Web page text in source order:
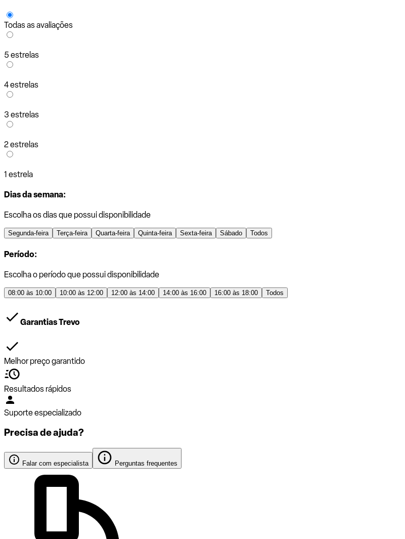
Todas as avaliações
5 estrelas
4 estrelas
3 estrelas
2 estrelas
1 estrela
Dias da semana:
Escolha os dias que possui disponibilidade
Segunda-feira Terça-feira Quarta-feira Quinta-feira Sexta-feira Sábado Todos
Período:
Escolha o período que possui disponibilidade
08:00 às 10:00 10:00 às 12:00 12:00 às 14:00 14:00 às 16:00 16:00 às 18:00 Todos
Garantias Trevo
Melhor preço garantido
Resultados rápidos
Suporte especializado
Precisa de ajuda?
Falar com especialista Perguntas frequentes